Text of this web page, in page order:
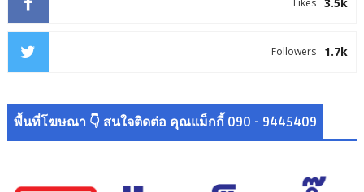
1.7k
Followers
พื้นที่โฆษณา 👇 สนใจติดต่อ คุณแม็กกี้ 090 - 9445409